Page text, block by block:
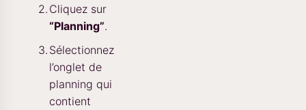
Cliquez sur
“Planning”.
Sélectionnez
l’onglet de
planning qui
contient